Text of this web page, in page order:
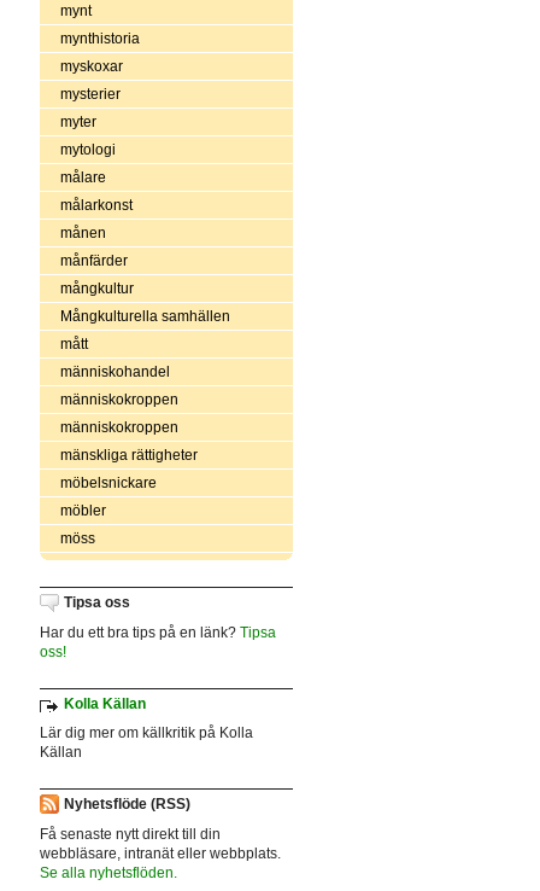
mynt
mynthistoria
myskoxar
mysterier
myter
mytologi
målare
målarkonst
månen
månfärder
mångkultur
Mångkulturella samhällen
mått
människohandel
människokroppen
människokroppen
mänskliga rättigheter
möbelsnickare
möbler
möss
Tipsa oss
Har du ett bra tips på en länk? Tipsa
oss!
Kolla Källan
Lär dig mer om källkritik på Kolla
Källan
Nyhetsflöde (RSS)
Få senaste nytt direkt till din
webbläsare, intranät eller webbplats.
Se alla nyhetsflöden.